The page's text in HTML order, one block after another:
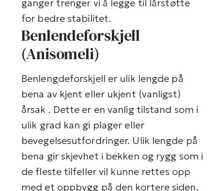
ganger trenger vi å legge til lårstøtte
for bedre stabilitet.
Benlendeforskjell
(Anisomeli)
Benlengdeforskjell er ulik lengde på
bena av kjent eller ukjent (vanligst)
årsak . Dette er en vanlig tilstand som i
ulik grad kan gi plager eller
bevegelsesutfordringer. Ulik lengde på
bena gir skjevhet i bekken og rygg som i
de fleste tilfeller vil kunne rettes opp
med et oppbygg på den kortere siden.